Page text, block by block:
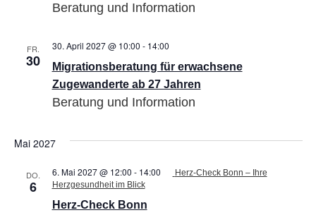
Beratung und Information
FR.
30
Migrationsberatung für erwachsene
Zugewanderte ab 27 Jahren
30. April 2027 @ 10:00 - 14:00
erwachsene
ab
27
Beratung und Information
Mai 2027
DO.
6
Herz-Check Bonn
6. Mai 2027 @ 12:00 - 14:00
Herz-Check Bonn – Ihre
Herzgesundheit im Blick